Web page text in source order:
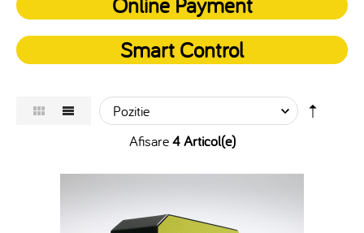
Smart Control
Afisare4 Articol(e)